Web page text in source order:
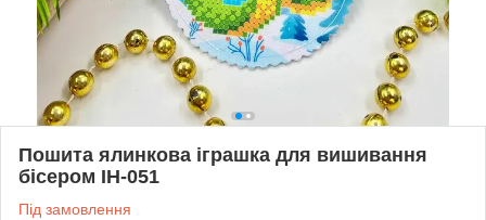
Пошита ялинкова іграшка для вишивання
бісером ІН-051
Під замовлення